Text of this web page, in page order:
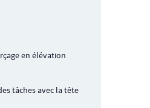
en élévation
tâches avec la tête